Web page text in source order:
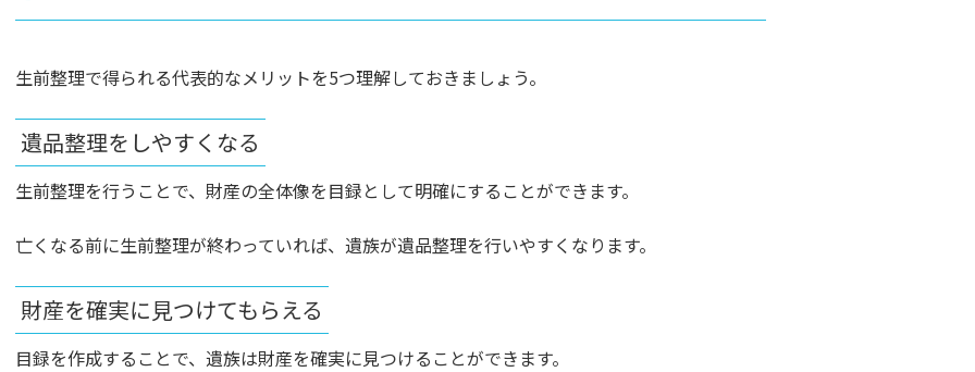
生前整理で得られる代表的なメリットを5つ理解しておきましょう。
遺品整理をしやすくなる
生前整理を行うことで、財産の全体像を目録として明確にすることができます。
亡くなる前に生前整理が終わっていれば、遺族が遺品整理を行いやすくなります。
財産を確実に見つけてもらえる
目録を作成することで、遺族は財産を確実に見つけることができます。